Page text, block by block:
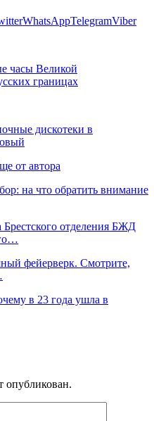
WhatsAppTelegramViber
часы Великой
границах
дискотеки в
от автора
на что обратить внимание
Брестского отделения БЖД
фейерверк. Смотрите,
в 23 года ушла в
опубликован.